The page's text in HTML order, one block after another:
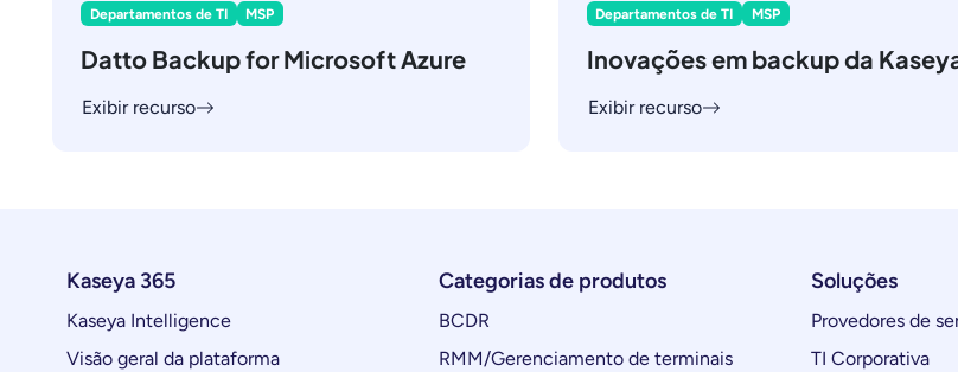
Departamentos de TI MSP
Datto Backup for Microsoft Azure
Exibir recurso
Departamentos de TI MSP
Inovações em backup da
Exibir recurso
Kaseya 365
Kaseya Intelligence
Visão geral da plataforma
Categorias de produtos
BCDR
RMM/Gerenciamento de terminais
Soluções
Provedores de
TI Corporativa